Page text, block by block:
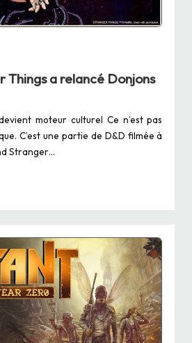
Things a relancé Donjons
moteur culturel Ce n’est pas
C’est une partie de D&D filmée à
Stranger…